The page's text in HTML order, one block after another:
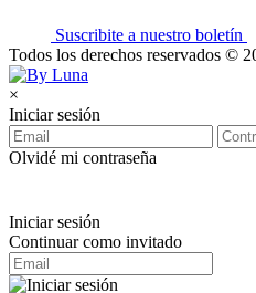
Suscribite a nuestro boletín
Todos los derechos reservados ©
×
Iniciar sesión
Olvidé mi contraseña
Iniciar sesión
Continuar como invitado